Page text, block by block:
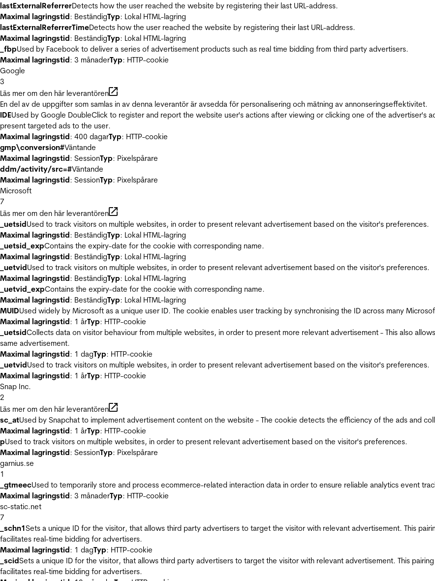
lastExternalReferrerDetects how the user reached the website by registering their last URL-address.
Maximal lagringstid: BeständigTyp: Lokal HTML-lagring
lastExternalReferrerTimeDetects how the user reached the website by registering their last URL-address.
Maximal lagringstid: BeständigTyp: Lokal HTML-lagring
_fbpUsed by Facebook to deliver a series of advertisement products such as real time bidding from third party advertisers.
Maximal lagringstid: 3 månaderTyp: HTTP-cookie
Google
3
Läs mer om den här leverantören
En del av de uppgifter som samlas in av denna leverantör är avsedda för personalisering och mätning av annonseringseffektivitet.
IDEUsed by Google DoubleClick to register and report the website user's actions after viewing or clicking one of the advertiser's
present targeted ads to the user.
Maximal lagringstid: 400 dagarTyp: HTTP-cookie
gmp\conversion#Väntande
Maximal lagringstid: SessionTyp: Pixelspårare
ddm/activity/src=#Väntande
Maximal lagringstid: SessionTyp: Pixelspårare
Microsoft
7
Läs mer om den här leverantören
_uetsidUsed to track visitors on multiple websites, in order to present relevant advertisement based on the visitor's preferences.
Maximal lagringstid: BeständigTyp: Lokal HTML-lagring
_uetsid_expContains the expiry-date for the cookie with corresponding name.
Maximal lagringstid: BeständigTyp: Lokal HTML-lagring
_uetvidUsed to track visitors on multiple websites, in order to present relevant advertisement based on the visitor's preferences.
Maximal lagringstid: BeständigTyp: Lokal HTML-lagring
_uetvid_expContains the expiry-date for the cookie with corresponding name.
Maximal lagringstid: BeständigTyp: Lokal HTML-lagring
MUIDUsed widely by Microsoft as a unique user ID. The cookie enables user tracking by synchronising the ID across many
Maximal lagringstid: 1 årTyp: HTTP-cookie
_uetsidCollects data on visitor behaviour from multiple websites, in order to present more relevant advertisement - This also
same advertisement.
Maximal lagringstid: 1 dagTyp: HTTP-cookie
_uetvidUsed to track visitors on multiple websites, in order to present relevant advertisement based on the visitor's preferences.
Maximal lagringstid: 1 årTyp: HTTP-cookie
Snap Inc.
2
Läs mer om den här leverantören
sc_atUsed by Snapchat to implement advertisement content on the website - The cookie detects the efficiency of the ads and
Maximal lagringstid: 1 årTyp: HTTP-cookie
pUsed to track visitors on multiple websites, in order to present relevant advertisement based on the visitor's preferences.
Maximal lagringstid: SessionTyp: Pixelspårare
garnius.se
1
_gtmeecUsed to temporarily store and process ecommerce-related interaction data in order to ensure reliable analytics event
Maximal lagringstid: 3 månaderTyp: HTTP-cookie
sc-static.net
7
_schn1Sets a unique ID for the visitor, that allows third party advertisers to target the visitor with relevant advertisement. This
facilitates real-time bidding for advertisers.
Maximal lagringstid: 1 dagTyp: HTTP-cookie
_scidSets a unique ID for the visitor, that allows third party advertisers to target the visitor with relevant advertisement. This
facilitates real-time bidding for advertisers.